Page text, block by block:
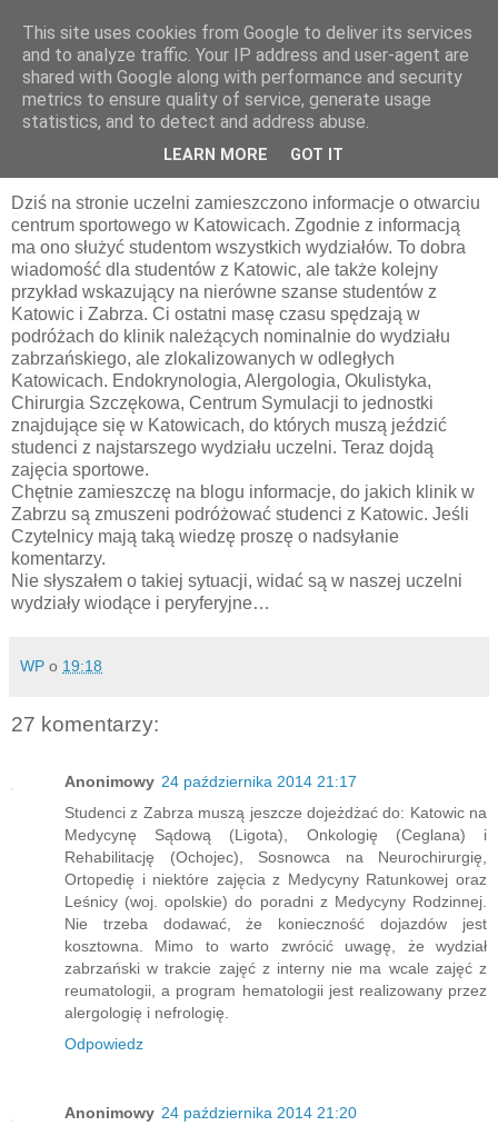
pluskiewicz.blogspot.com
piątek, 24 października 2014
Równi i równiejsi
Dziś na stronie uczelni zamieszczono informacje o otwarciu
centrum sportowego w Katowicach. Zgodnie z informacją
ma ono służyć studentom wszystkich wydziałów. To dobra
wiadomość dla studentów z Katowic, ale także kolejny
przykład wskazujący na nierówne szanse studentów z
Katowic i Zabrza. Ci ostatni masę czasu spędzają w
podróżach do klinik należących nominalnie do wydziału
zabrzańskiego, ale zlokalizowanych w odległych
Katowicach. Endokrynologia, Alergologia, Okulistyka,
Chirurgia Szczękowa, Centrum Symulacji to jednostki
znajdujące się w Katowicach, do których muszą jeździć
studenci z najstarszego wydziału uczelni. Teraz dojdą
zajęcia sportowe.
Chętnie zamieszczę na blogu informacje, do jakich klinik w
Zabrzu są zmuszeni podróżować studenci z Katowic. Jeśli
Czytelnicy mają taką wiedzę proszę o nadsyłanie
komentarzy.
Nie słyszałem o takiej sytuacji, widać są w naszej uczelni
wydziały wiodące i peryferyjne…
WP o 19:18
27 komentarzy:
Anonimowy 24 października 2014 21:17
Studenci z Zabrza muszą jeszcze dojeżdżać do: Katowic na
Medycynę Sądową (Ligota), Onkologię (Ceglana) i
Rehabilitację (Ochojec), Sosnowca na Neurochirurgię,
Ortopedię i niektóre zajęcia z Medycyny Ratunkowej oraz
Leśnicy (woj. opolskie) do poradni z Medycyny Rodzinnej.
Nie trzeba dodawać, że konieczność dojazdów jest
kosztowna. Mimo to warto zwrócić uwagę, że wydział
zabrzański w trakcie zajęć z interny nie ma wcale zajęć z
reumatologii, a program hematologii jest realizowany przez
alergologię i nefrologię.
Odpowiedz
Anonimowy 24 października 2014 21:20
This site uses cookies from Google to deliver its services
and to analyze traffic. Your IP address and user-agent are
shared with Google along with performance and security
metrics to ensure quality of service, generate usage
statistics, and to detect and address abuse.
LEARN MORE GOT IT